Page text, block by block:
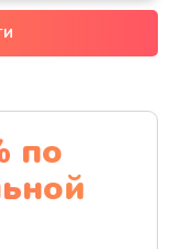
по